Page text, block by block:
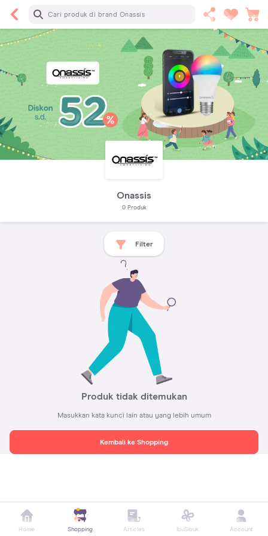
Onassis
0Produk
Filter
Produk tidak ditemukan
Masukkan kata kunci lain atau yang lebih umum
Kembali ke Shopping
Home Shopping Articles IbuSibuk Account